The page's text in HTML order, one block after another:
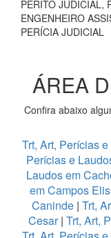
PERITO JUDICIAL,
ENGENHEIRO
PERÍCIA JUDICIAL
ÁREA
Confira abaixo
Trt, Art, Perícias
Perícias e
Laudos em
em Campos
Caninde | Trt,
Cesar| Trt, Art,